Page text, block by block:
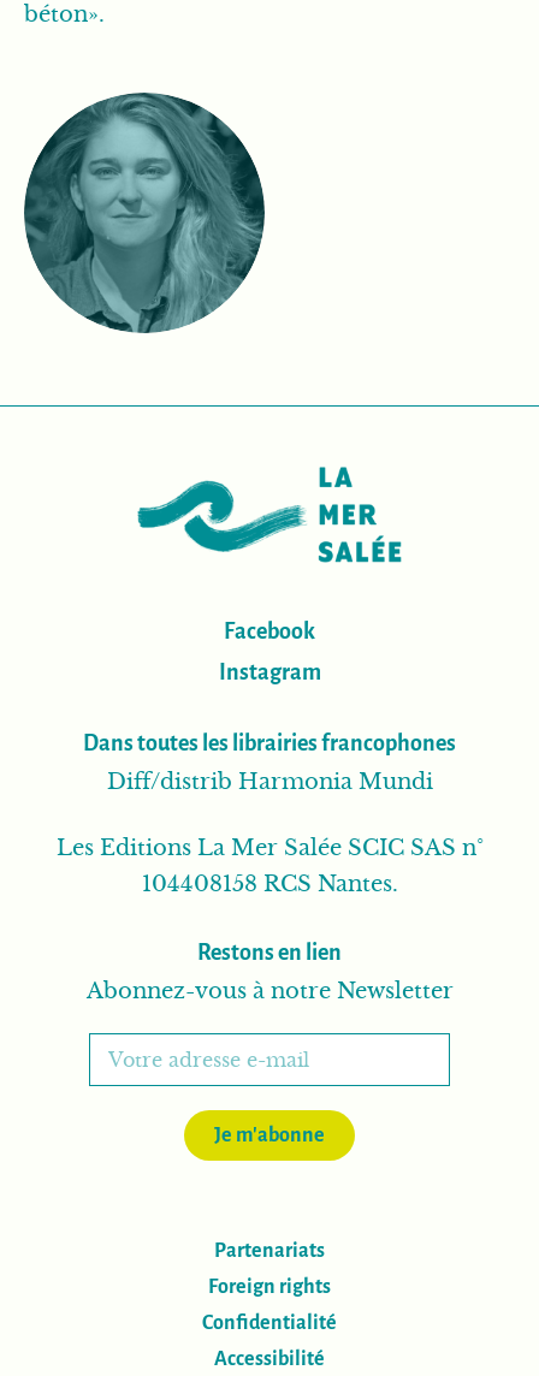
béton».
Facebook
Instagram
Dans toutes les librairies francophones
Diff/distrib Harmonia Mundi
Les Editions La Mer Salée SCIC SAS n°
104408158 RCS Nantes.
Restons en lien
Abonnez-vous à notre Newsletter
Je m'abonne
Partenariats
Foreign rights
Confidentialité
Accessibilité